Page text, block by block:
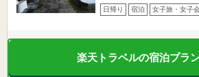
日帰り 宿泊 女子旅・女子
楽天トラベルの宿泊プラ